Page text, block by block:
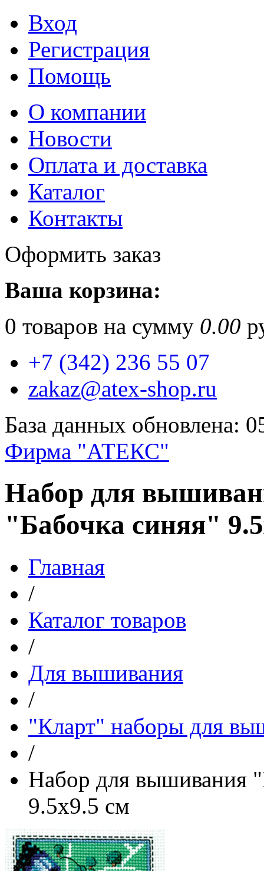
Вход
Регистрация
Помощь
О компании
Новости
Оплата и доставка
Каталог
Контакты
Оформить заказ
Ваша корзина:
0 товаров на сумму 0.00
+7 (342) 236 55 07
zakaz@atex-shop.ru
База данных обновлена:
Фирма "АТЕКС"
Набор для
"Бабочка синяя"
Главная
/
Каталог товаров
/
Для вышивания
/
"Кларт" наборы для
/
Набор для вышивания
9.5x9.5 см